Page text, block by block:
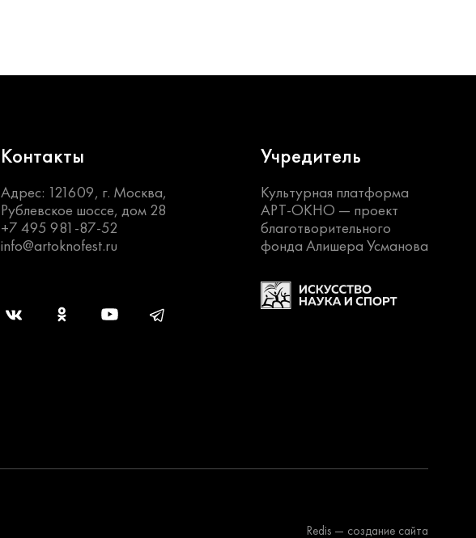
Контакты
Адрес: 121609, г. Москва,
Рублевское шоссе, дом 28
+7 495 981-87-52
info@artoknofest.ru
Учредитель
Культурная платформа
АРТ-ОКНО — проект
благотворительного
фонда Алишера Усманова
Redis — создание сайта